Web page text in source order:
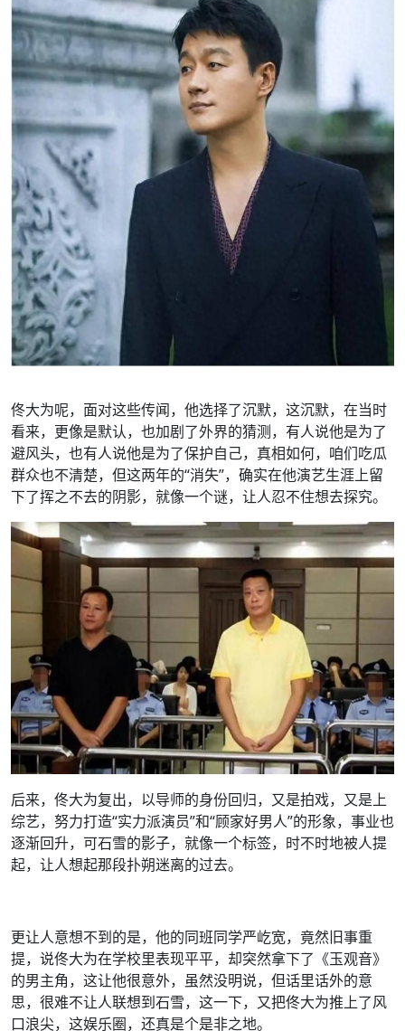
佟大为呢，面对这些传闻，他选择了沉默，这沉默，在当时
看来，更像是默认，也加剧了外界的猜测，有人说他是为了
避风头，也有人说他是为了保护自己，真相如何，咱们吃瓜
群众也不清楚，但这两年的“消失”，确实在他演艺生涯上留
下了挥之不去的阴影，就像一个谜，让人忍不住想去探究。
后来，佟大为复出，以导师的身份回归，又是拍戏，又是上
综艺，努力打造“实力派演员”和“顾家好男人”的形象，事业也
逐渐回升，可石雪的影子，就像一个标签，时不时地被人提
起，让人想起那段扑朔迷离的过去。
更让人意想不到的是，他的同班同学严屹宽，竟然旧事重
提，说佟大为在学校里表现平平，却突然拿下了《玉观音》
的男主角，这让他很意外，虽然没明说，但话里话外的意
思，很难不让人联想到石雪，这一下，又把佟大为推上了风
口浪尖，这娱乐圈，还真是个是非之地。